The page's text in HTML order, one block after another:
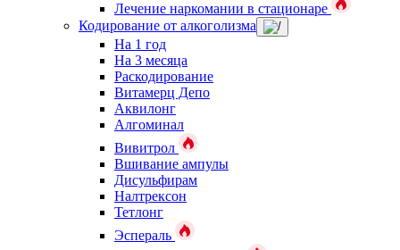
Лечение наркомании в стационаре
Кодирование от алкоголизма
На 1 год
На 3 месяца
Раскодирование
Витамерц Депо
Аквилонг
Алгоминал
Вивитрол
Вшивание ампулы
Дисульфирам
Налтрексон
Тетлонг
Эспераль